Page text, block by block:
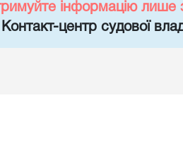
інформацію лише
центр судової